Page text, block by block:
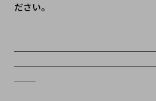
ださい。
──